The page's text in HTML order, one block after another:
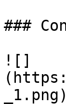
###
![]
_1.png)